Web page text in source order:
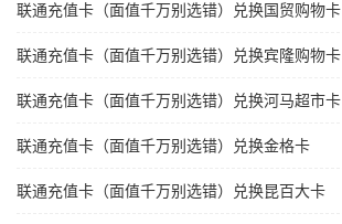
联通充值卡（面值千万别选错）兑换国贸购物卡
联通充值卡（面值千万别选错）兑换宾隆购物卡
联通充值卡（面值千万别选错）兑换河马超市卡
联通充值卡（面值千万别选错）兑换金格卡
联通充值卡（面值千万别选错）兑换昆百大卡